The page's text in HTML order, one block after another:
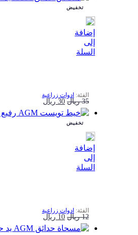
تخفيض
إضافة
إلى
السلة
ادوات زراعية
35 ريال السعر
الأصلي
30 ريال
الحالي
تخفيض
إضافة
إلى
السلة
ادوات زراعية
12 ريال السعر
الأصلي
10 ريال
الحالي